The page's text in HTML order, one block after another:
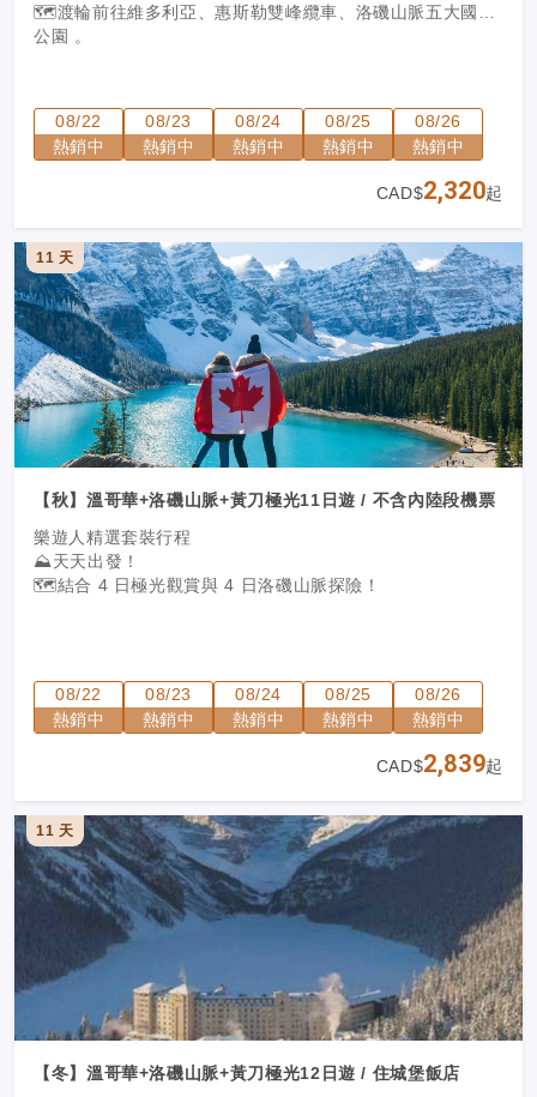
🗺️渡輪前往維多利亞、惠斯勒雙峰纜車、洛磯山脈五大國家
公園 。
08/22
熱銷中
08/23
熱銷中
08/24
熱銷中
08/25
熱銷中
08/26
熱銷中
CAD$2,320起
11 天
【秋】溫哥華+洛磯山脈+黃刀極光11日遊 / 不含內陸段機票
樂遊人精選套裝行程
⛰️天天出發！
🗺️結合 4 日極光觀賞與 4 日洛磯山脈探險！
08/22
熱銷中
08/23
熱銷中
08/24
熱銷中
08/25
熱銷中
08/26
熱銷中
CAD$2,839起
11 天
【冬】溫哥華+洛磯山脈+黃刀極光12日遊 / 住城堡飯店